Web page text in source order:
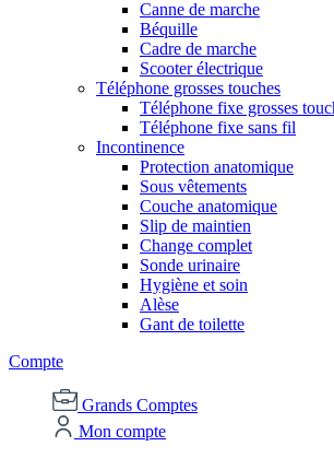
Canne de marche
Béquille
Cadre de marche
Scooter électrique
Téléphone grosses touches
Téléphone fixe grosses
Téléphone fixe sans fil
Incontinence
Protection anatomique
Sous vêtements
Couche anatomique
Slip de maintien
Change complet
Sonde urinaire
Hygiène et soin
Alèse
Gant de toilette
Compte
Grands Comptes
Mon compte